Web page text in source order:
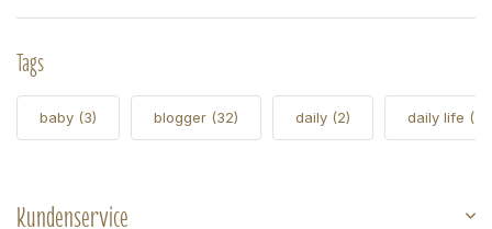
Tags
baby (3) blogger (32) daily (2) daily life (5)
Kundenservice